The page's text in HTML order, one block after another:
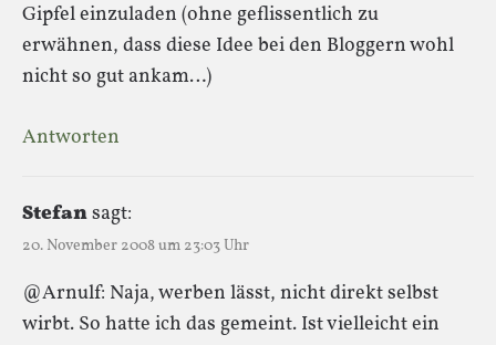
Gipfel einzuladen (ohne geflissentlich zu
erwähnen, dass diese Idee bei den Bloggern wohl
nicht so gut ankam…)
Antworten
Stefansagt:
20. November 2008 um 23:03 Uhr
@Arnulf: Naja, werben lässt, nicht direkt selbst
wirbt. So hatte ich das gemeint. Ist vielleicht ein